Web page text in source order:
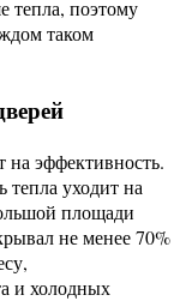
тепла, поэтому
таком
на эффективность.
тепла уходит на
площади
не менее 70%
и холодных